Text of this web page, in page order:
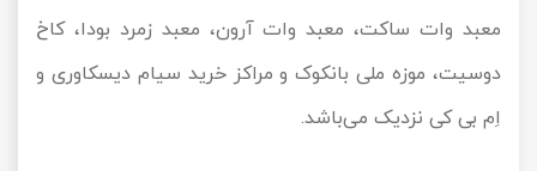
معبد وات ساکت، معبد وات آرون، معبد زمرد بودا، کاخ
دوسیت، موزه ملی بانکوک و مراکز خرید سیام دیسکاوری و
اِم بی کی نزدیک می‌باشد.